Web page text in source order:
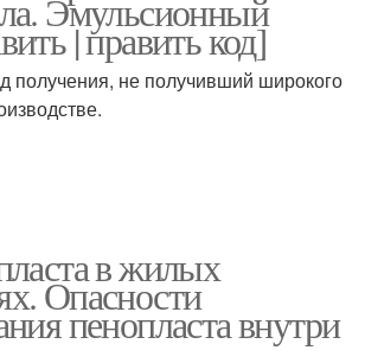
Эмульсионный
| править код]
получения, не получивший широкого
в жилых
Опасности
пенопласта внутри